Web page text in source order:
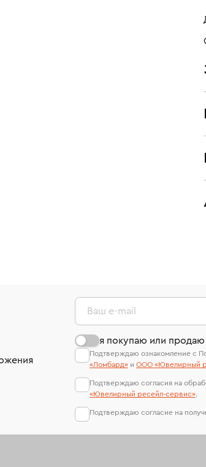
Ваш e-mail
я покупаю или
Подтверждаю ознакомление с
«Ломбард» и ООО «Ювелирный
Подтверждаю согласия на
«Ювелирный ресейл-сервиc».
Подтверждаю согласие на